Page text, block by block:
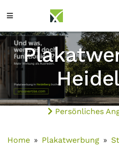
Persönliches
Home Plakatwerbung